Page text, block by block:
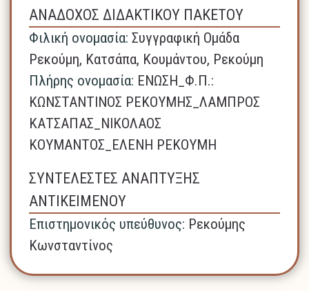
ΑΝΑΔΟΧΟΣ ΔΙΔΑΚΤΙΚΟΥ ΠΑΚΕΤΟΥ
Φιλική ονομασία: Συγγραφική Ομάδα
Ρεκούμη, Κατσάπα, Κουμάντου, Ρεκούμη
Πλήρης ονομασία: ΕΝΩΣΗ_Φ.Π.:
ΚΩΝΣΤΑΝΤΙΝΟΣ ΡΕΚΟΥΜΗΣ_ΛΑΜΠΡΟΣ
ΚΑΤΣΑΠΑΣ_ΝΙΚΟΛΑΟΣ
ΚΟΥΜΑΝΤΟΣ_ΕΛΕΝΗ ΡΕΚΟΥΜΗ
ΣΥΝΤΕΛΕΣΤΕΣ ΑΝΑΠΤΥΞΗΣ
ΑΝΤΙΚΕΙΜΕΝΟΥ
Επιστημονικός υπεύθυνος: Ρεκούμης
Κωνσταντίνος